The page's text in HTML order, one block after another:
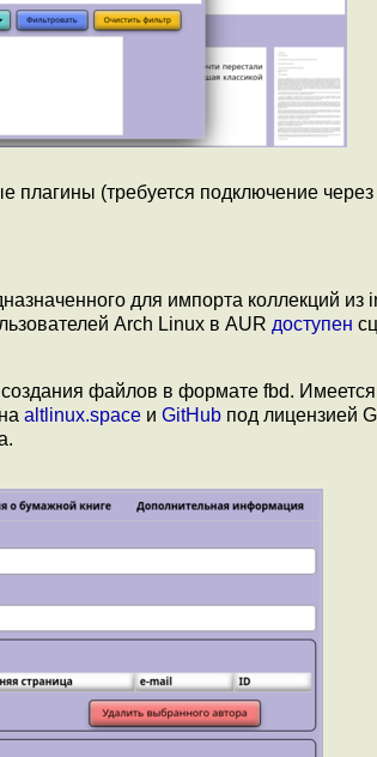
(требуется подключение через
для импорта коллекций из
Arch Linux в AUR доступен
файлов в формате fbd. Имеется
altlinux.space и GitHub под лицензией